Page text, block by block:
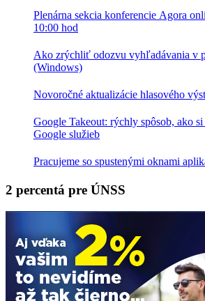
Plenárna sekcia konferencie Agora
10:00 hod
Ako zrýchliť odozvu vyhľadávania v
(Windows)
Novoročné aktualizácie hlasového
Google Takeout: rýchly spôsob, ako
Google služieb
Pracujeme so spustenými oknami
2 percentá pre ÚNSS